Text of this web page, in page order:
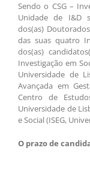
Sendo o CSG –
Unidade de I&D
dos(as)
das suas quatro
dos(as)
Investigação em
Universidade de
Avançada em
Centro de
Universidade de
e Social (ISEG,
O prazo de